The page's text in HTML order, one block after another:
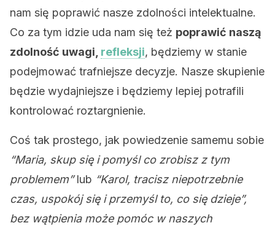
nam się poprawić nasze zdolności intelektualne.
Co za tym idzie uda nam się też poprawić naszą
zdolność uwagi, refleksji, będziemy w stanie
podejmować trafniejsze decyzje. Nasze skupienie
będzie wydajniejsze i będziemy lepiej potrafili
kontrolować roztargnienie.
Coś tak prostego, jak powiedzenie samemu sobie
“Maria, skup się i pomyśl co zrobisz z tym
problemem”lub “Karol, tracisz niepotrzebnie
czas, uspokój się i przemyśl to, co się dzieje”,
bez wątpienia może pomóc w naszych